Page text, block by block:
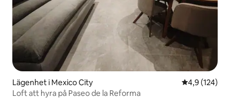
Lägenhet i Mexico City 4,9 av 5 i
4,9 (124)
Loft att hyra på Paseo de la Reforma